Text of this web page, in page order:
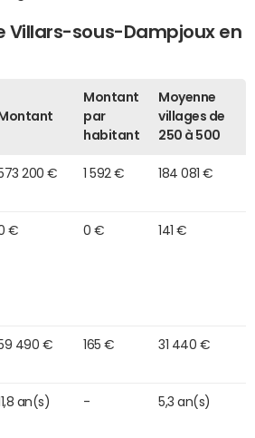
Villars-sous-Dampjoux en
Montant
par
habitant
Moyenne
villages de
250 à 500
200 € 1 592 € 184 081 €
€ 0 € 141 €
490 € 165 € 31 440 €
an(s) - 5,3 an(s)